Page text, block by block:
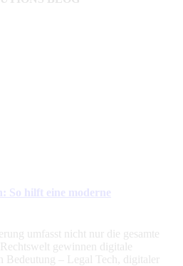
So hilft eine moderne
umfasst nicht nur die gesamte
gewinnen digitale
Bedeutung – Legal Tech, digitaler